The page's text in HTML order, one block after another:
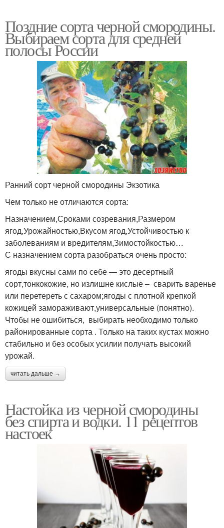
Поздние сорта черной смородины.
Выбираем сорта для средней
полосы России
Ранний сорт черной смородины Экзотика
Чем только не отличаются сорта:
Назначением,Сроками созревания,Размером
ягод,Урожайностью,Вкусом ягод,Устойчивостью к
заболеваниям и вредителям,Зимостойкостью…
С назначением сорта разобраться очень просто:
ягоды вкусны сами по себе — это десертный
сорт,тонкокожие, но излишне кислые – сварить варенье
или перетереть с сахаром;ягоды с плотной крепкой
кожицей замораживают,универсальные (понятно).
Чтобы не ошибиться, выбирать необходимо только
районированные сорта . Только на таких кустах можно
стабильно и без особых усилии получать высокий
урожай.
читать дальше →
Настойка из черной смородины
без спирта и водки. 11 рецептов
настоек